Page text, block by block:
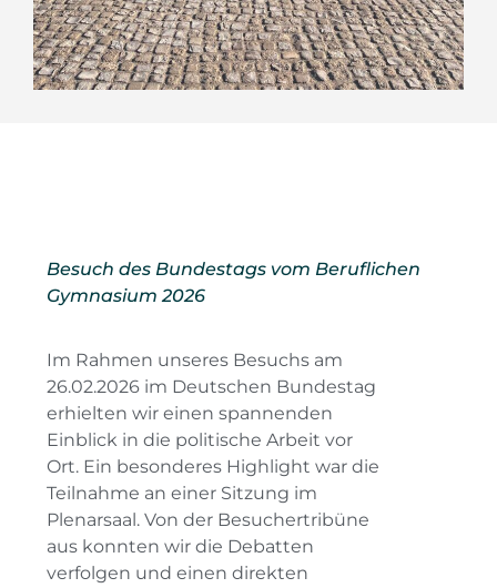
Besuch des Bundestags vom Beruflichen
Gymnasium 2026
Im Rahmen unseres Besuchs am
26.02.2026 im Deutschen Bundestag
erhielten wir einen spannenden
Einblick in die politische Arbeit vor
Ort. Ein besonderes Highlight war die
Teilnahme an einer Sitzung im
Plenarsaal. Von der Besuchertribüne
aus konnten wir die Debatten
verfolgen und einen direkten